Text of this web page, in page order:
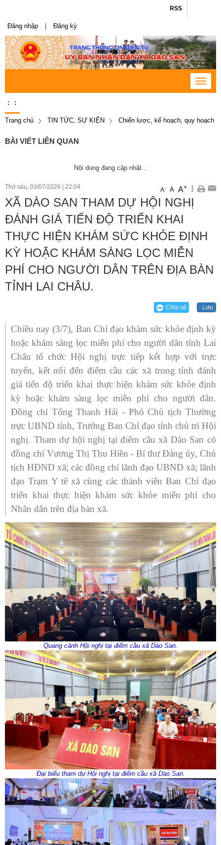
RSS
Đăng nhập Đăng ký
Toggle
: :
Trang chủ TIN TỨC, SỰ KIỆN Chiến lược, kế hoạch, quy hoạch
BÀI VIẾT LIÊN QUAN
Nội dung đang cập nhật...
Thứ sáu, 03/07/2026 22:04 A- A A+
XÃ DÀO SAN THAM DỰ HỘI NGHỊ
ĐÁNH GIÁ TIẾN ĐỘ TRIỂN KHAI
THỰC HIỆN KHÁM SỨC KHỎE ĐỊNH
KỲ HOẶC KHÁM SÀNG LỌC MIỄN
PHÍ CHO NGƯỜI DÂN TRÊN ĐỊA BÀN
TỈNH LAI CHÂU.
Chia sẻ Lưu
Chiều nay (3/7), Ban Chỉ đạo khám sức khỏe định kỳ
hoặc khám sàng lọc miễn phí cho người dân tỉnh Lai
Châu tổ chức Hội nghị trực tiếp kết hợp với trực
tuyến, kết nối đến điểm cầu các xã trong tỉnh đánh
giá tiến độ triển khai thực hiện khám sức khỏe định
kỳ hoặc khám sàng lọc miễn phí cho người dân.
Đồng chí Tống Thanh Hải - Phó Chủ tịch Thường
trực UBND tỉnh, Trưởng Ban Chỉ đạo tỉnh chủ trì Hội
nghị. Tham dự hội nghị tại điểm cầu xã Dào San có
đồng chí Vương Thị Thu Hiền - Bí thư Đảng ủy, Chủ
tịch HĐND xã; các đồng chí lãnh đạo UBND xã; lãnh
đạo Trạm Y tế xã cùng các thành viên Ban Chỉ đạo
triển khai thực hiện khám sức khỏe miễn phí cho
Nhân dân trên địa bàn xã.
Quang cảnh Hội nghị tại điểm cầu xã Dào San.
Đại biểu tham dự Hội nghị tại điểm cầu xã Dào San.